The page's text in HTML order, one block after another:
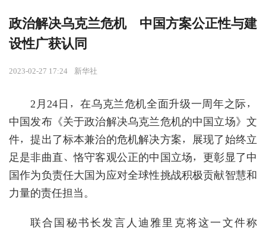
政治解决乌克兰危机 中国方案公正性与建
设性广获认同
2023-02-27 17:24 新华社
2月24日，在乌克兰危机全面升级一周年之际，
中国发布《关于政治解决乌克兰危机的中国立场》文
件，提出了标本兼治的危机解决方案，展现了始终立
足是非曲直、恪守客观公正的中国立场，更彰显了中
国作为负责任大国为应对全球性挑战积极贡献智慧和
力量的责任担当。
联合国秘书长发言人迪雅里克将这一文件称